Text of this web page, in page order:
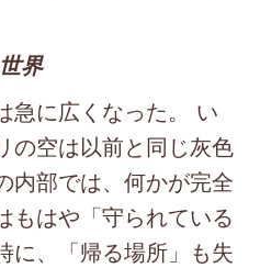
界
に広くなった。 い
空は以前と同じ灰色
内部では、何かが完全
もはや「守られている
に、「帰る場所」も失